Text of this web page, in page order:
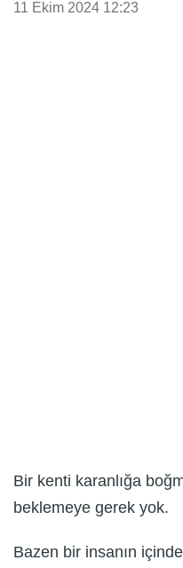
11 Ekim 2024 12:23
Bir kenti karanlığa
beklemeye gerek yok.
Bazen bir insanın